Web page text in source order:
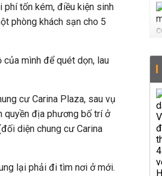
phí tốn kém, điều kiện sinh
phòng khách sạn cho 5
của mình để quét dọn, lau
cư Carina Plaza, sau vụ
quyền địa phương bố trí ở
diện chung cư Carina
lại phải đi tìm nơi ở mới.